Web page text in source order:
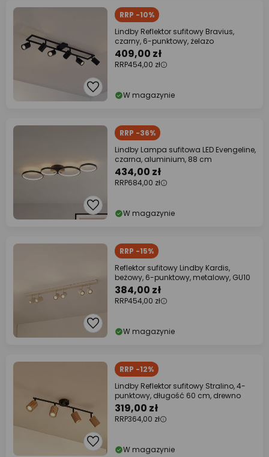
RRP -10%
Lindby Reflektor sufitowy Bravius,
czarny, 6-punktowy, żelazo
409,00 zł
RRP454,00 zł
W magazynie
RRP -36%
Lindby Lampa sufitowa LED Evengeline,
czarna, aluminium, 88 cm
434,00 zł
RRP684,00 zł
W magazynie
RRP -15%
Reflektor sufitowy Lindby Kardis,
beżowy, 6-punktowy, metalowy, GU10
384,00 zł
RRP454,00 zł
W magazynie
RRP -12%
Lindby Reflektor sufitowy Stralino, 4-
punktowy, długość 60 cm, drewno
319,00 zł
RRP364,00 zł
W magazynie